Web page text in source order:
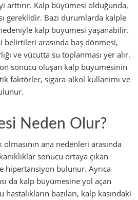
arttırır. Kalp büyümesi olduğunda,
gereklidir. Bazı durumlarda kalple
kalp büyümesi yaşanabilir.
belirtileri arasında baş dönmesi,
ve vücutta su toplanması yer alır.
sonucu oluşan kalp büyümesinin
faktörler, sigara-alkol kullanımı ve
Neden Olur?
ana nedenleri arasında
sonucu ortaya çıkan
hipertansiyon bulunur. Ayrıca
da kalp büyümesine yol açan
bazıları, kalp kasındaki